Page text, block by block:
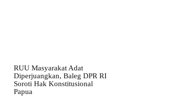
RUU Masyarakat Adat
Diperjuangkan, Baleg DPR RI
Soroti Hak Konstitusional
Papua